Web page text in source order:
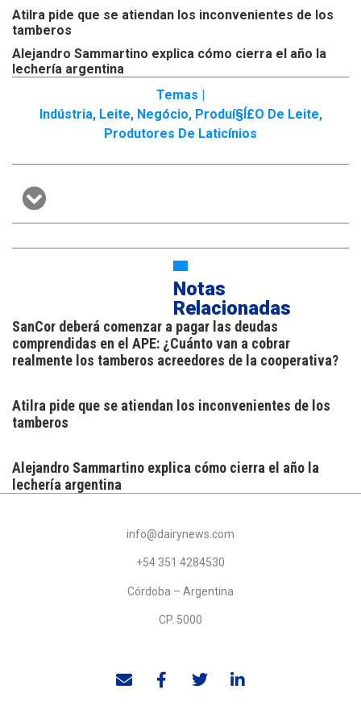
Atilra pide que se atiendan los inconvenientes de los
tamberos
Alejandro Sammartino explica cómo cierra el año la
lechería argentina
Temas |
Indústria, Leite, Negócio, Produí§í£o De Leite,
Produtores De Laticínios
Notas
Relacionadas
SanCor deberá comenzar a pagar las deudas
comprendidas en el APE: ¿Cuánto van a cobrar
realmente los tamberos acreedores de la cooperativa?
Atilra pide que se atiendan los inconvenientes de los
tamberos
Alejandro Sammartino explica cómo cierra el año la
lechería argentina
info@dairynews.com
+54 351 4284530
Córdoba – Argentina
CP. 5000